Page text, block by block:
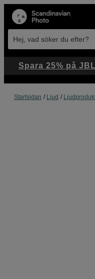
Hej, vad söker du efter?
Startsidan Ljud
Spara 25% på